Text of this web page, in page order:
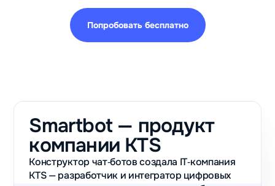
Попробовать бесплатно
Smartbot — продукт
компании KTS
Конструктор чат‑ботов создала IT‑компания
KTS — разработчик и интегратор цифровых